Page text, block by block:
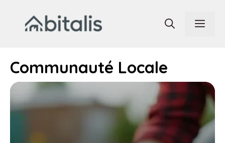
contenu
Communauté Locale